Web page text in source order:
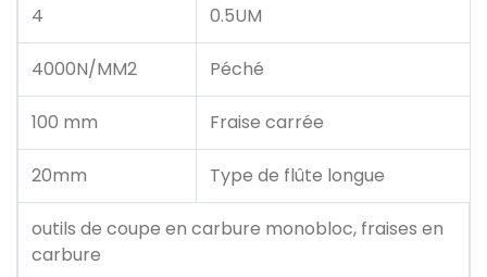
4
0.5UM
4000N/MM2 Péché
100 mm Fraise carrée
20mm Type de flûte longue
outils de coupe en carbure monobloc, fraises en
carbure